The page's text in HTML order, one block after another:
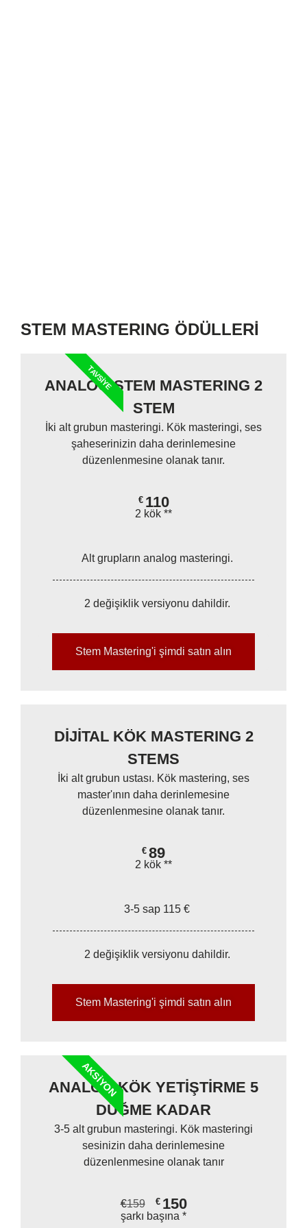
STEM MASTERING ÖDÜLLERİ
ANALOG STEM MASTERING 2
STEM
İki alt grubun masteringi. Kök masteringi, ses
şaheserinizin daha derinlemesine
düzenlenmesine olanak tanır.
€ 110
2 kök **
Alt grupların analog masteringi.
2 değişiklik versiyonu dahildir.
Stem Mastering'i şimdi satın alın
TAVSIYE
DİJİTAL KÖK MASTERING 2
STEMS
İki alt grubun ustası. Kök mastering, ses
master'ının daha derinlemesine
düzenlenmesine olanak tanır.
€ 89
2 kök **
3-5 sap 115 €
2 değişiklik versiyonu dahildir.
Stem Mastering'i şimdi satın alın
ANALOG KÖK YETİŞTİRME 5
DÜĞME KADAR
3-5 alt grubun masteringi. Kök masteringi
sesinizin daha derinlemesine
düzenlenmesine olanak tanır
€159 € 150
şarkı başına *
AKSIYON